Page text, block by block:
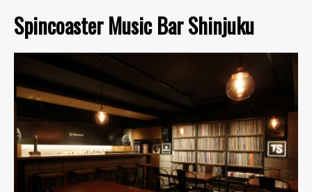
Spincoaster Music Bar Shinjuku